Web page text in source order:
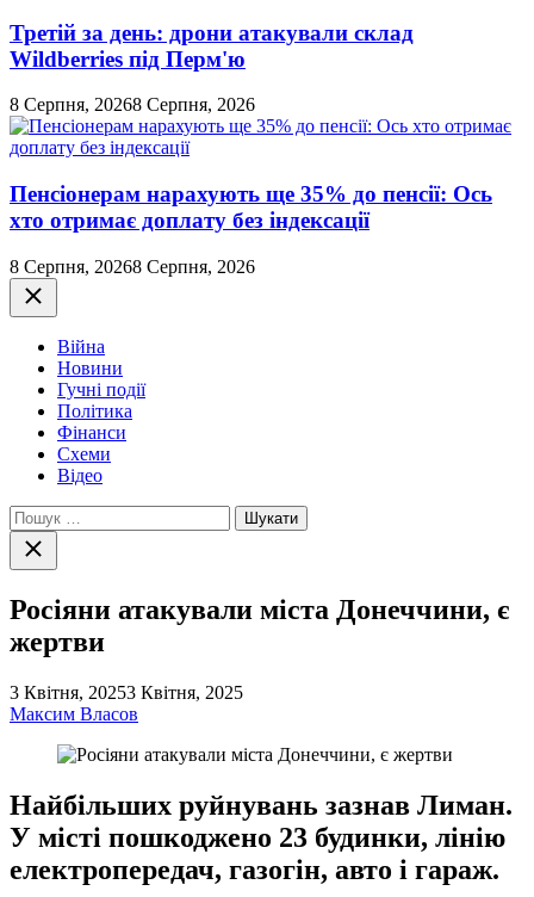
Третій за день: дрони атакували склад
Wildberries під Перм'ю
8 Серпня, 20268 Серпня, 2026
Пенсіонерам нарахують ще 35% до пенсії: Ось
хто отримає доплату без індексації
8 Серпня, 20268 Серпня, 2026
Закрити
Війна
Новини
Гучні події
Політика
Фінанси
Схеми
Відео
Пошук:
Закрити
пошук
Росіяни атакували міста Донеччини, є
жертви
3 Квітня, 20253 Квітня, 2025
Максим Власов
Найбільших руйнувань зазнав Лиман.
У місті пошкоджено 23 будинки, лінію
електропередач, газогін, авто і гараж.